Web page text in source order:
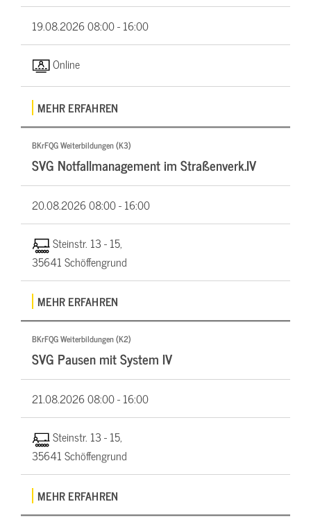
19.08.202608:00 - 16:00
Online
MEHR ERFAHREN
BKrFQG Weiterbildungen (K3)
SVG Notfallmanagement im Straßenverk.IV
20.08.202608:00 - 16:00
Steinstr. 13 - 15,
35641 Schöffengrund
MEHR ERFAHREN
BKrFQG Weiterbildungen (K2)
SVG Pausen mit System IV
21.08.202608:00 - 16:00
Steinstr. 13 - 15,
35641 Schöffengrund
MEHR ERFAHREN